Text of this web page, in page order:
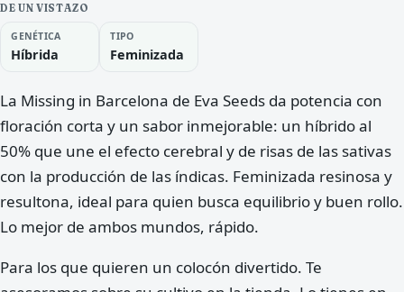
DE UN VISTAZO
GENÉTICA
Híbrida
TIPO
Feminizada
La Missing in Barcelona de Eva Seeds da potencia con
floración corta y un sabor inmejorable: un híbrido al
50% que une el efecto cerebral y de risas de las sativas
con la producción de las índicas. Feminizada resinosa y
resultona, ideal para quien busca equilibrio y buen rollo.
Lo mejor de ambos mundos, rápido.
Para los que quieren un colocón divertido. Te